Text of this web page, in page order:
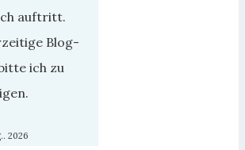
Exemplar
Leute
auftritt.
Blog-
ich zu
2026